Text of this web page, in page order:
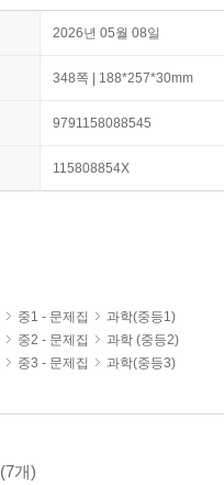
2026년 05월 08일
348쪽 | 188*257*30mm
9791158088545
115808854X
중1 - 문제집
과학(중등1)
중2 - 문제집
과학 (중등2)
중3 - 문제집 과학(중등3)
(7개)